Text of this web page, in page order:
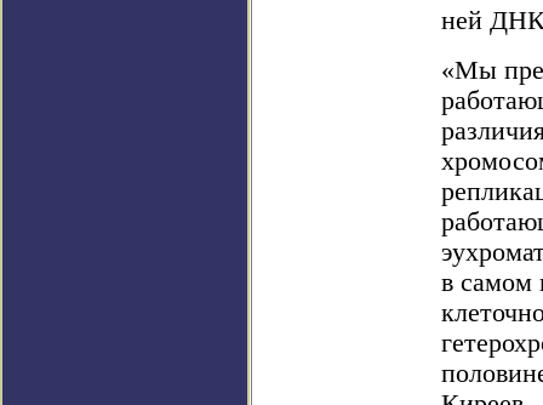
ней
«Мы
в самом